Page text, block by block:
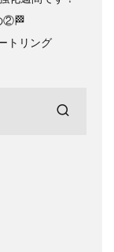
②🏁
トリング